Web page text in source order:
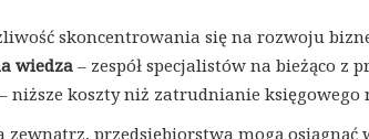
skoncentrowania się na rozwoju
wiedza – zespół specjalistów na bieżąco z
– niższe koszty niż zatrudnianie księgowego
przedsiębiorstwa mogą osiągnąć